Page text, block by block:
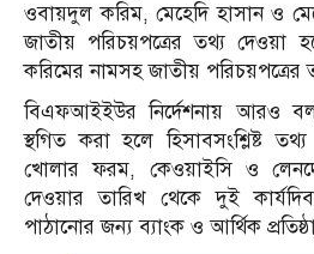
ওবায়দুল করিম, মেহেদি হাসান ও
জাতীয় পরিচয়পত্রের তথ্য দেওয়া
করিমের নামসহ জাতীয়
বিএফআইইউর নির্দেশনায় আরও
স্থগিত করা হলে হিসাবসংশ্লিষ্ট
খোলার ফরম, কেওয়াইসি ও
দেওয়ার তারিখ থেকে দুই
পাঠানোর জন্য ব্যাংক ও আর্থিক